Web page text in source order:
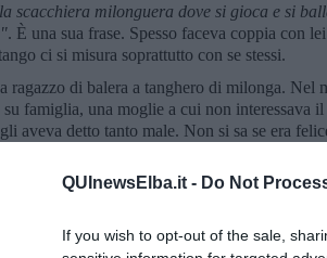
QUInewsElba.it - Do Not
If you wish to opt-out of the sale,
scacchiera milonguera dove si gioca e si
. È una sua frase. Spesso faceva coppia con
ci si misura soprattutto con se stessi.
ragazzo di balera a tanghero di milonga. Nel
su famiglia, una moglie a cui non
aveva detto tanto male. Non si sa se era
che, come i suoi amici un giorno la
aveva il ballo, il tango ed era solo tango. A
di se'. Perché la vita è un tango.